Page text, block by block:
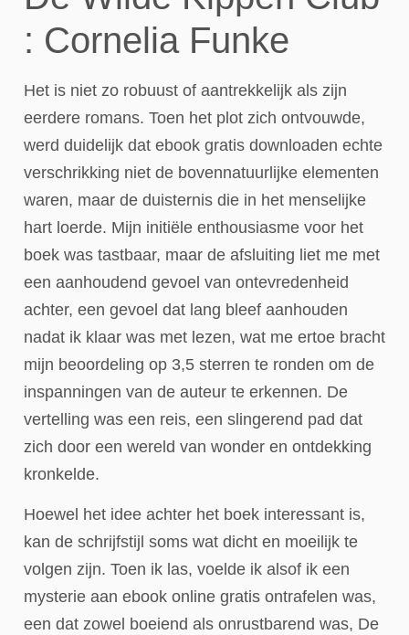
: Cornelia Funke
Het is niet zo robuust of aantrekkelijk als zijn
eerdere romans. Toen het plot zich ontvouwde,
werd duidelijk dat ebook gratis downloaden echte
verschrikking niet de bovennatuurlijke elementen
waren, maar de duisternis die in het menselijke
hart loerde. Mijn initiële enthousiasme voor het
boek was tastbaar, maar de afsluiting liet me met
een aanhoudend gevoel van ontevredenheid
achter, een gevoel dat lang bleef aanhouden
nadat ik klaar was met lezen, wat me ertoe bracht
mijn beoordeling op 3,5 sterren te ronden om de
inspanningen van de auteur te erkennen. De
vertelling was een reis, een slingerend pad dat
zich door een wereld van wonder en ontdekking
kronkelde.
Hoewel het idee achter het boek interessant is,
kan de schrijfstijl soms wat dicht en moeilijk te
volgen zijn. Toen ik las, voelde ik alsof ik een
mysterie aan ebook online gratis ontrafelen was,
een dat zowel boeiend als onrustbarend was, De